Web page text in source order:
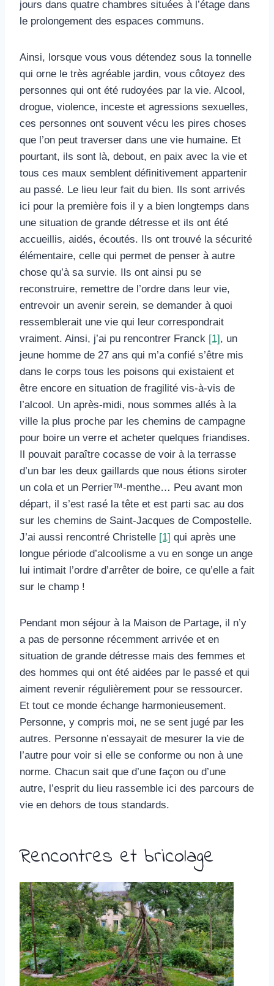
jours dans quatre chambres situées à l’étage dans
le prolongement des espaces communs.
Ainsi, lorsque vous vous détendez sous la tonnelle
qui orne le très agréable jardin, vous côtoyez des
personnes qui ont été rudoyées par la vie. Alcool,
drogue, violence, inceste et agressions sexuelles,
ces personnes ont souvent vécu les pires choses
que l’on peut traverser dans une vie humaine. Et
pourtant, ils sont là, debout, en paix avec la vie et
tous ces maux semblent définitivement appartenir
au passé. Le lieu leur fait du bien. Ils sont arrivés
ici pour la première fois il y a bien longtemps dans
une situation de grande détresse et ils ont été
accueillis, aidés, écoutés. Ils ont trouvé la sécurité
élémentaire, celle qui permet de penser à autre
chose qu’à sa survie. Ils ont ainsi pu se
reconstruire, remettre de l’ordre dans leur vie,
entrevoir un avenir serein, se demander à quoi
ressemblerait une vie qui leur correspondrait
vraiment. Ainsi, j’ai pu rencontrer Franck [1], un
jeune homme de 27 ans qui m’a confié s’être mis
dans le corps tous les poisons qui existaient et
être encore en situation de fragilité vis-à-vis de
l’alcool. Un après-midi, nous sommes allés à la
ville la plus proche par les chemins de campagne
pour boire un verre et acheter quelques friandises.
Il pouvait paraître cocasse de voir à la terrasse
d’un bar les deux gaillards que nous étions siroter
un cola et un Perrier™-menthe… Peu avant mon
départ, il s’est rasé la tête et est parti sac au dos
sur les chemins de Saint-Jacques de Compostelle.
J’ai aussi rencontré Christelle [1] qui après une
longue période d’alcoolisme a vu en songe un ange
lui intimait l’ordre d’arrêter de boire, ce qu’elle a fait
sur le champ !
Pendant mon séjour à la Maison de Partage, il n’y
a pas de personne récemment arrivée et en
situation de grande détresse mais des femmes et
des hommes qui ont été aidées par le passé et qui
aiment revenir régulièrement pour se ressourcer.
Et tout ce monde échange harmonieusement.
Personne, y compris moi, ne se sent jugé par les
autres. Personne n’essayait de mesurer la vie de
l’autre pour voir si elle se conforme ou non à une
norme. Chacun sait que d’une façon ou d’une
autre, l’esprit du lieu rassemble ici des parcours de
vie en dehors de tous standards.
Rencontres et bricolage